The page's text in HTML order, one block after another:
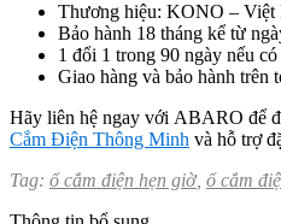
Thương hiệu: KONO – Việt
Bảo hành 18 tháng kể từ
1 đổi 1 trong 90 ngày nếu
Giao hàng và bảo hành trên
Hãy liên hệ ngay với ABARO để
Cắm Điện Thông Minh và hỗ trợ
Tag: ổ cắm điện hẹn giờ, ổ cắm